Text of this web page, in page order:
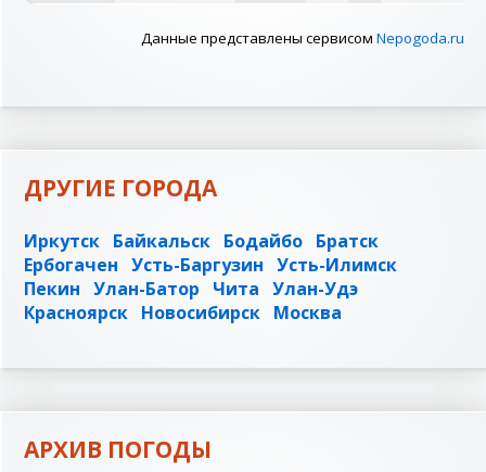
Данные представлены сервисом Nepogoda.ru
ДРУГИЕ ГОРОДА
Иркутск Байкальск Бодайбо Братск
Ербогачен Усть-Баргузин Усть-Илимск
Пекин Улан-Батор Чита Улан-Удэ
Красноярск Новосибирск Москва
АРХИВ ПОГОДЫ